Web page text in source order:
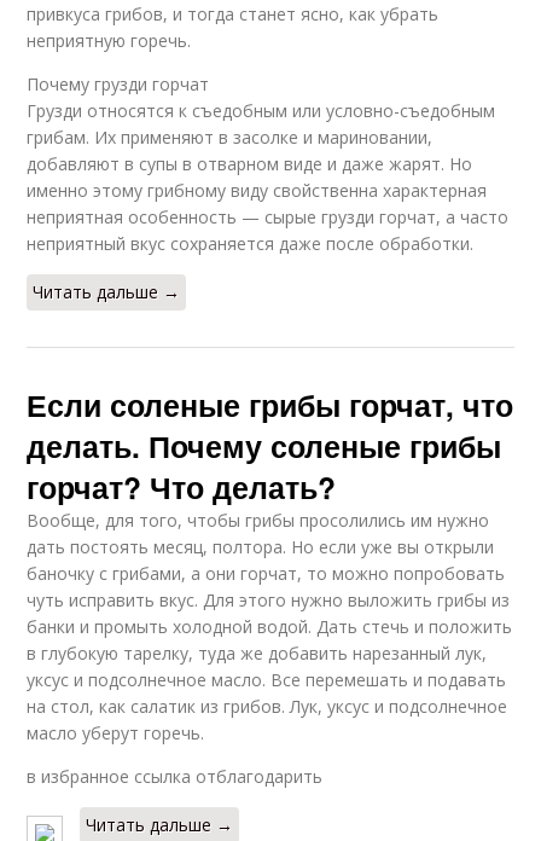
привкуса грибов, и тогда станет ясно, как убрать
неприятную горечь.
Почему грузди горчат
Грузди относятся к съедобным или условно-съедобным
грибам. Их применяют в засолке и мариновании,
добавляют в супы в отварном виде и даже жарят. Но
именно этому грибному виду свойственна характерная
неприятная особенность — сырые грузди горчат, а часто
неприятный вкус сохраняется даже после обработки.
Читать дальше →
Если соленые грибы горчат, что
делать. Почему соленые грибы
горчат? Что делать?
Вообще, для того, чтобы грибы просолились им нужно
дать постоять месяц, полтора. Но если уже вы открыли
баночку с грибами, а они горчат, то можно попробовать
чуть исправить вкус. Для этого нужно выложить грибы из
банки и промыть холодной водой. Дать стечь и положить
в глубокую тарелку, туда же добавить нарезанный лук,
уксус и подсолнечное масло. Все перемешать и подавать
на стол, как салатик из грибов. Лук, уксус и подсолнечное
масло уберут горечь.
в избранное ссылка отблагодарить
Читать дальше →